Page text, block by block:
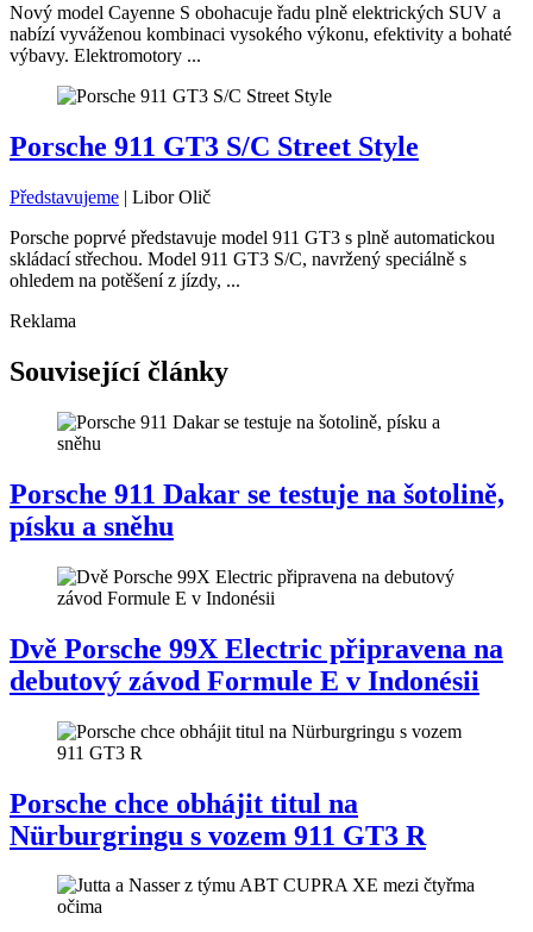
Nový model Cayenne S obohacuje řadu plně elektrických SUV a
nabízí vyváženou kombinaci vysokého výkonu, efektivity a bohaté
výbavy. Elektromotory ...
Porsche 911 GT3 S/C Street Style
Představujeme | Libor Olič
Porsche poprvé představuje model 911 GT3 s plně automatickou
skládací střechou. Model 911 GT3 S/C, navržený speciálně s
ohledem na potěšení z jízdy, ...
Reklama
Související články
Porsche 911 Dakar se testuje na šotolině,
písku a sněhu
Dvě Porsche 99X Electric připravena na
debutový závod Formule E v Indonésii
Porsche chce obhájit titul na
Nürburgringu s vozem 911 GT3 R